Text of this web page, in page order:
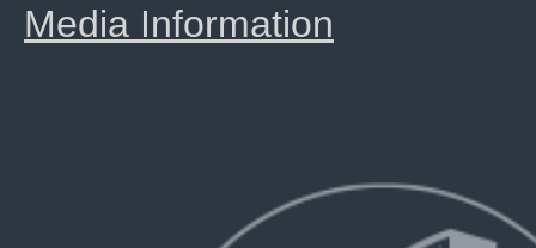
Media Information